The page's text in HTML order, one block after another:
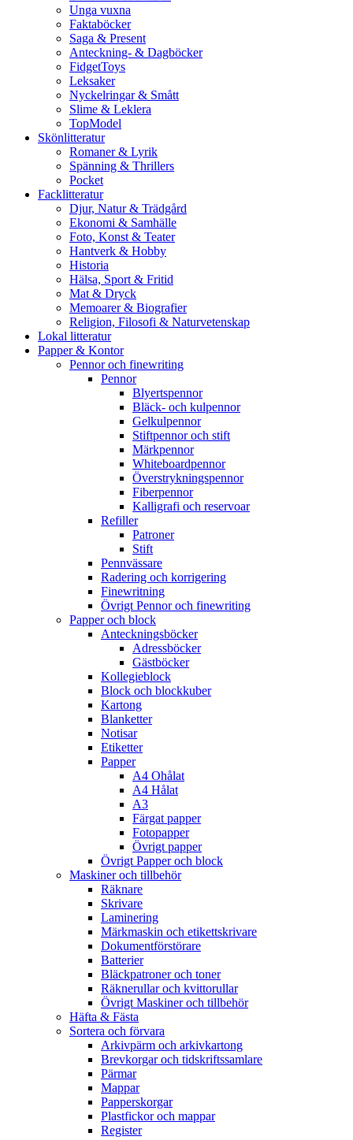
Unga vuxna
Faktaböcker
Saga & Present
Anteckning- & Dagböcker
FidgetToys
Leksaker
Nyckelringar & Smått
Slime & Leklera
TopModel
Skönlitteratur
Romaner & Lyrik
Spänning & Thrillers
Pocket
Facklitteratur
Djur, Natur & Trädgård
Ekonomi & Samhälle
Foto, Konst & Teater
Hantverk & Hobby
Historia
Hälsa, Sport & Fritid
Mat & Dryck
Memoarer & Biografier
Religion, Filosofi & Naturvetenskap
Lokal litteratur
Papper & Kontor
Pennor och finewriting
Pennor
Blyertspennor
Bläck- och kulpennor
Gelkulpennor
Stiftpennor och stift
Märkpennor
Whiteboardpennor
Överstrykningspennor
Fiberpennor
Kalligrafi och reservoar
Refiller
Patroner
Stift
Pennvässare
Radering och korrigering
Finewritning
Övrigt Pennor och finewriting
Papper och block
Anteckningsböcker
Adressböcker
Gästböcker
Kollegieblock
Block och blockkuber
Kartong
Blanketter
Notisar
Etiketter
Papper
A4 Ohålat
A4 Hålat
A3
Färgat papper
Fotopapper
Övrigt papper
Övrigt Papper och block
Maskiner och tillbehör
Räknare
Skrivare
Laminering
Märkmaskin och etikettskrivare
Dokumentförstörare
Batterier
Bläckpatroner och toner
Räknerullar och kvittorullar
Övrigt Maskiner och tillbehör
Häfta & Fästa
Sortera och förvara
Arkivpärm och arkivkartong
Brevkorgar och tidskriftssamlare
Pärmar
Mappar
Papperskorgar
Plastfickor och mappar
Register